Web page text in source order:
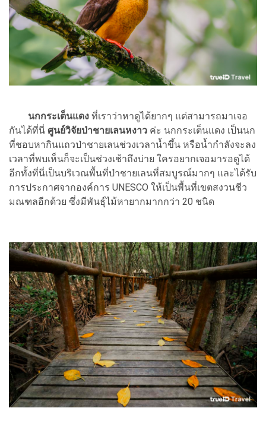
นกกระเต็นแดง ที่เราว่าหาดูได้ยากๆ แต่สามารถมาเจอ
กันได้ที่นี่ ศูนย์วิจัยป่าชายเลนหงาว ค่ะ นกกระเต็นแดง เป็นนก
ที่ชอบหากินแถวป่าชายเลนช่วงเวลาน้ำขึ้น หรือน้ำกำลังจะลง
เวลาที่พบเห็นก็จะเป็นช่วงเช้าถึงบ่าย ใครอยากเจอมารอดูได้
อีกทั้งที่นี่เป็นบริเวณพื้นที่ป่าชายเลนที่สมบูรณ์มากๆ และได้รับ
การประกาศจากองค์การ UNESCO ให้เป็นพื้นที่เขตสงวนชีว
มณฑลอีกด้วย ซึ่งมีพันธุ์ไม้หายากมากกว่า 20 ชนิด